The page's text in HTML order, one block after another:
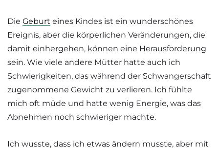
Die Geburt eines Kindes ist ein wunderschönes
Ereignis, aber die körperlichen Veränderungen, die
damit einhergehen, können eine Herausforderung
sein. Wie viele andere Mütter hatte auch ich
Schwierigkeiten, das während der Schwangerschaft
zugenommene Gewicht zu verlieren. Ich fühlte
mich oft müde und hatte wenig Energie, was das
Abnehmen noch schwieriger machte.
Ich wusste, dass ich etwas ändern musste, aber mit